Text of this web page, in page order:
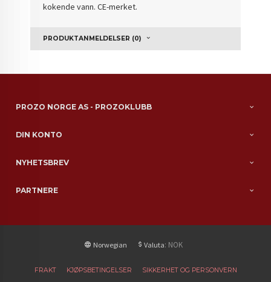
kokende vann. CE-merket.
PRODUKTANMELDELSER (0)
PROZO NORGE AS - PROZOKLUBB
DIN KONTO
NYHETSBREV
PARTNERE
Norwegian Valuta: NOK
FRAKT KJØPSBETINGELSER SIKKERHET OG PERSONVERN